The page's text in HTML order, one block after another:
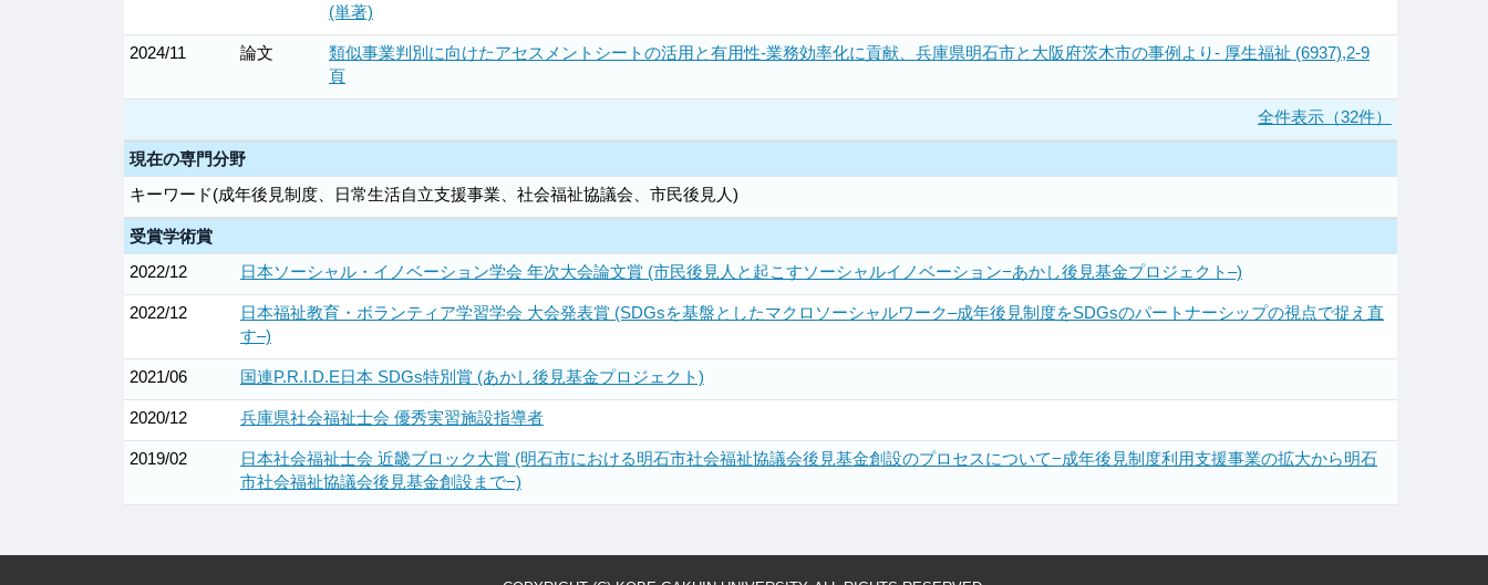
(単著)
2024/11 論文
類似事業判別に向けたアセスメントシートの活用と有用性-業務効率化に貢献、兵庫県明石市と大阪府茨木市の事例より- 厚生福祉 (6937),2-9
頁
全件表示（32件）
現在の専門分野
キーワード(成年後見制度、日常生活自立支援事業、社会福祉協議会、市民後見人)
受賞学術賞
2022/12
日本ソーシャル・イノベーション学会 年次大会論文賞 (市民後見人と起こすソーシャルイノベーション−あかし後見基金プロジェクト–)
2022/12
日本福祉教育・ボランティア学習学会 大会発表賞 (SDGsを基盤としたマクロソーシャルワーク–成年後見制度をSDGsのパートナーシップの視点で捉え直
す–)
2021/06 国連P.R.I.D.E日本 SDGs特別賞 (あかし後見基金プロジェクト)
2020/12 兵庫県社会福祉士会 優秀実習施設指導者
2019/02
日本社会福祉士会 近畿ブロック大賞 (明石市における明石市社会福祉協議会後見基金創設のプロセスについて−成年後見制度利用支援事業の拡大から明石
市社会福祉協議会後見基金創設まで−)